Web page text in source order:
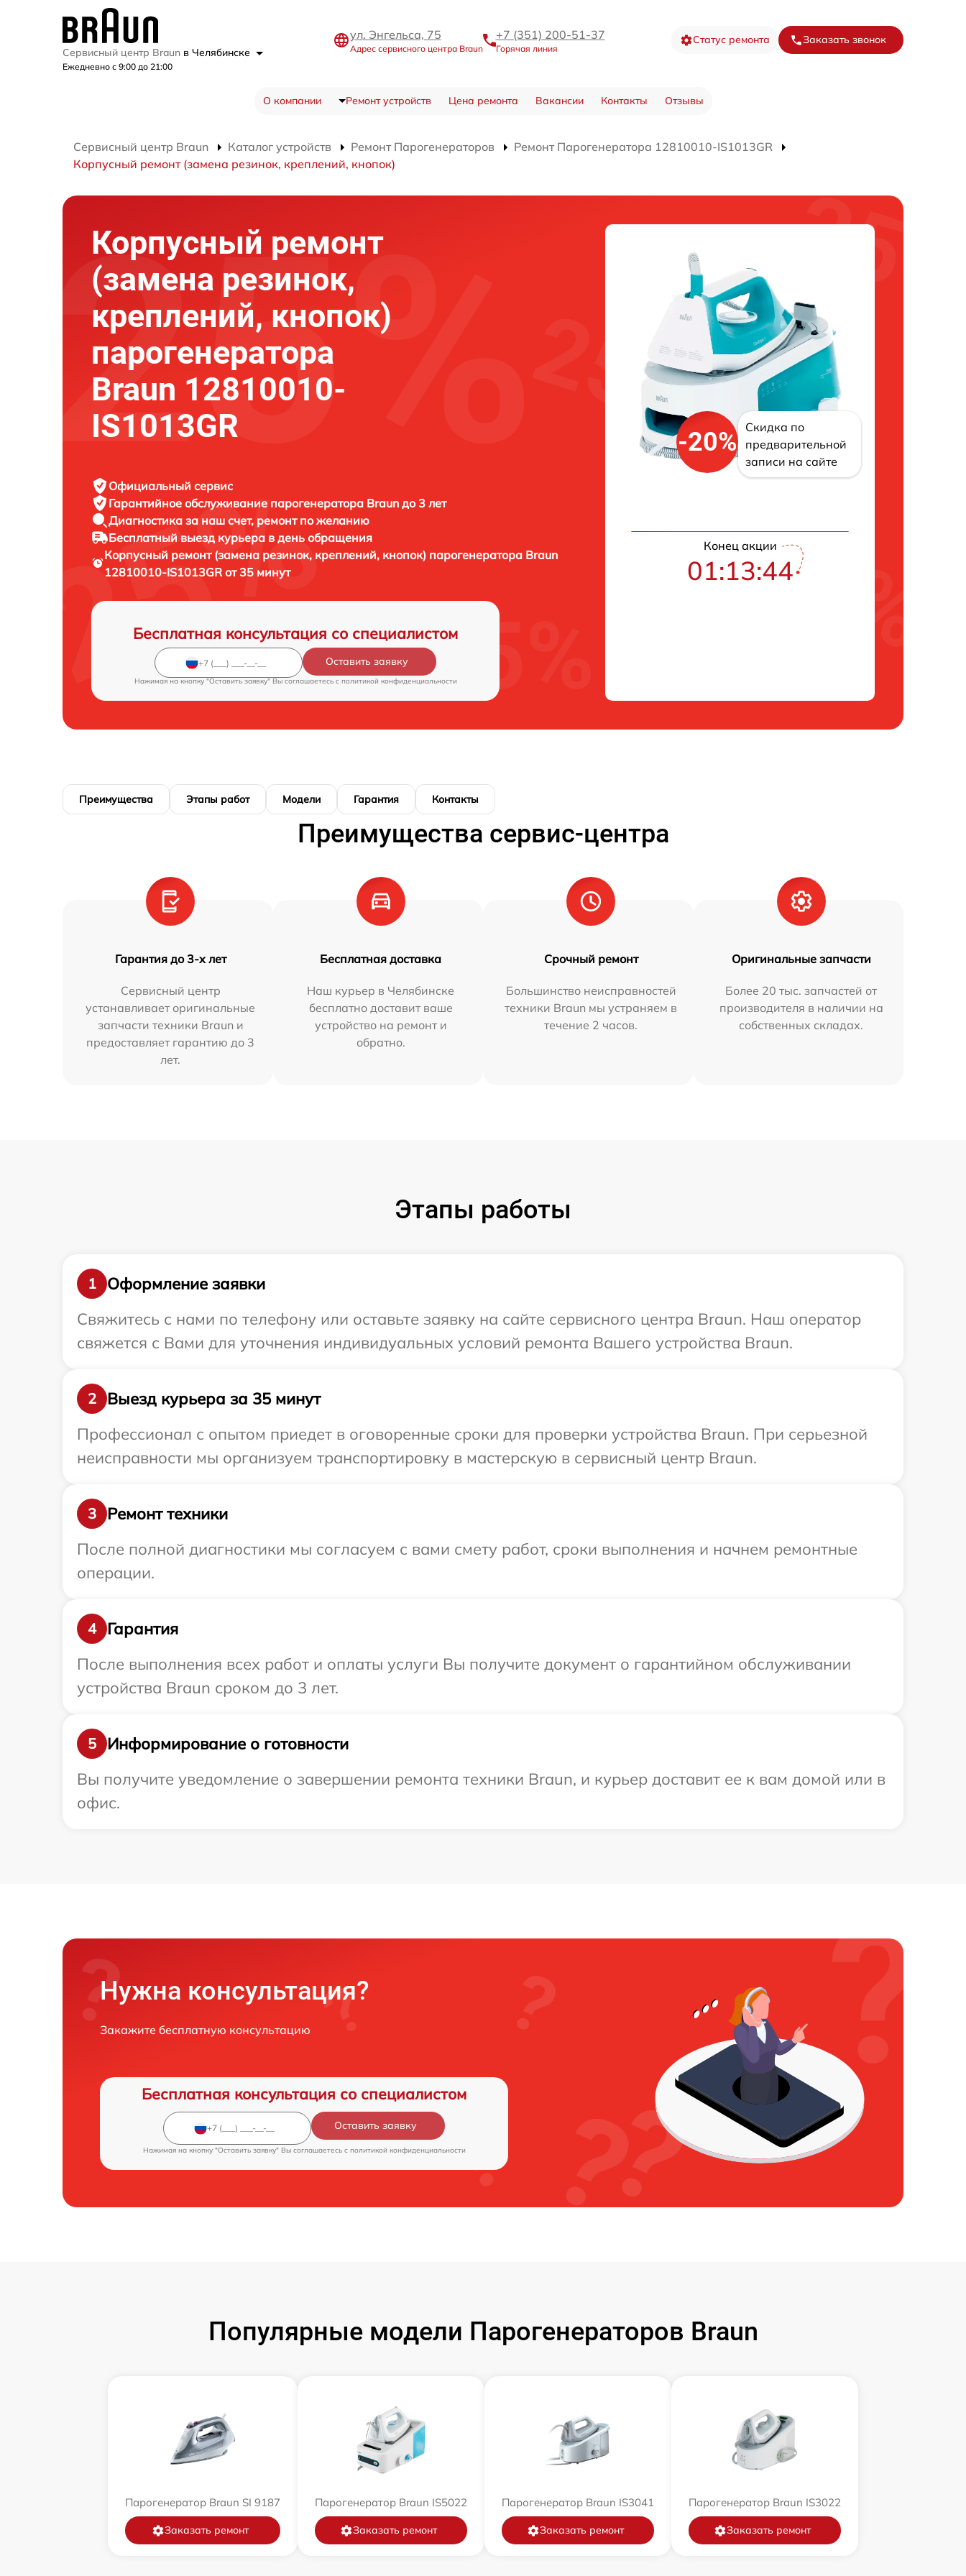
Сервисный центр Braun в Челябинске
Ежедневно с 9:00 до 21:00
ул. Энгельса, 75
Адрес сервисного центра Braun
+7 (351) 200-51-37
Горячая линия
Статус ремонта Заказать звонок
О компании Ремонт устройств Цена ремонта Вакансии Контакты Отзывы
Сервисный центр Braun Каталог устройств Ремонт Парогенераторов
Ремонт Парогенератора 12810010-IS1013GR
Корпусный ремонт (замена резинок, креплений, кнопок)
Корпусный ремонт
(замена резинок,
креплений, кнопок)
парогенератора
Braun 12810010-
IS1013GR
Официальный сервис
Гарантийное обслуживание парогенератора Braun до 3 лет
Диагностика за наш счет, ремонт по желанию
Бесплатный выезд курьера в день обращения
Корпусный ремонт (замена резинок, креплений, кнопок) парогенератора Braun
12810010-IS1013GR от 35 минут
Бесплатная консультация со специалистом
Оставить заявку
Нажимая на кнопку "Оставить заявку" Вы соглашаетесь c политикой конфиденциальности
-20%
Скидка по
предварительной
записи на сайте
Конец акции
01:13:43
Преимущества Этапы работ Модели Гарантия Контакты
Преимущества сервис-центра
Гарантия до 3-х лет
Сервисный центр
устанавливает оригинальные
запчасти техники Braun и
предоставляет гарантию до 3
лет.
Бесплатная доставка
Наш курьер в Челябинске
бесплатно доставит ваше
устройство на ремонт и
обратно.
Срочный ремонт
Большинство неисправностей
техники Braun мы устраняем в
течение 2 часов.
Оригинальные запчасти
Более 20 тыс. запчастей от
производителя в наличии на
собственных складах.
Этапы работы
1
Оформление заявки
Свяжитесь с нами по телефону или оставьте заявку на сайте сервисного центра Braun. Наш оператор
свяжется с Вами для уточнения индивидуальных условий ремонта Вашего устройства Braun.
2
Выезд курьера за 35 минут
Профессионал с опытом приедет в оговоренные сроки для проверки устройства Braun. При серьезной
неисправности мы организуем транспортировку в мастерскую в сервисный центр Braun.
3
Ремонт техники
После полной диагностики мы согласуем с вами смету работ, сроки выполнения и начнем ремонтные
операции.
4
Гарантия
После выполнения всех работ и оплаты услуги Вы получите документ о гарантийном обслуживании
устройства Braun сроком до 3 лет.
5
Информирование о готовности
Вы получите уведомление о завершении ремонта техники Braun, и курьер доставит ее к вам домой или в
офис.
Нужна консультация?
Закажите бесплатную консультацию
Бесплатная консультация со специалистом
Оставить заявку
Нажимая на кнопку "Оставить заявку" Вы соглашаетесь c политикой конфиденциальности
Популярные модели Парогенераторов Braun
Парогенератор Braun SI 9187
Заказать ремонт
Парогенератор Braun IS5022
Заказать ремонт
Парогенератор Braun IS3041
Заказать ремонт
Парогенератор Braun IS3022
Заказать ремонт